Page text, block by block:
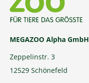
MEGAZOO Alpha GmbH
Zeppelinstr. 3
12529 Schönefeld